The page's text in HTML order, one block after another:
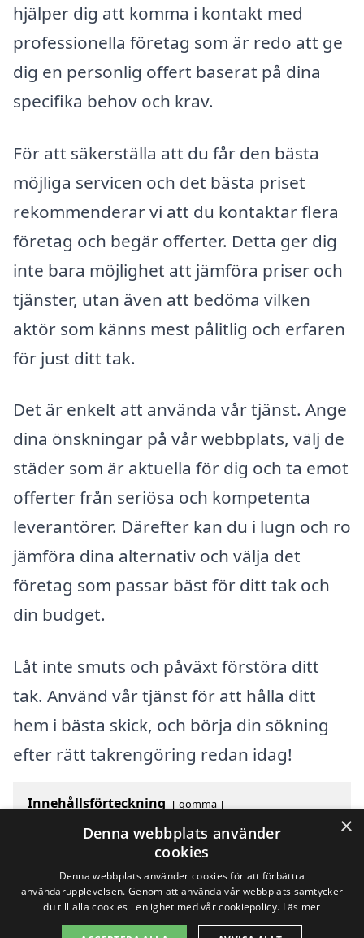
hjälper dig att komma i kontakt med
professionella företag som är redo att ge
dig en personlig offert baserat på dina
specifika behov och krav.
För att säkerställa att du får den bästa
möjliga servicen och det bästa priset
rekommenderar vi att du kontaktar flera
företag och begär offerter. Detta ger dig
inte bara möjlighet att jämföra priser och
tjänster, utan även att bedöma vilken
aktör som känns mest pålitlig och erfaren
för just ditt tak.
Det är enkelt att använda vår tjänst. Ange
dina önskningar på vår webbplats, välj de
städer som är aktuella för dig och ta emot
offerter från seriösa och kompetenta
leverantörer. Därefter kan du i lugn och ro
jämföra dina alternativ och välja det
företag som passar bäst för ditt tak och
din budget.
Låt inte smuts och påväxt förstöra ditt
tak. Använd vår tjänst för att hålla ditt
hem i bästa skick, och börja din sökning
efter rätt takrengöring redan idag!
Innehållsförteckning gömma
Översikt över svenska städer som börjar med S
Sök efter en skicklig takrengöring i andra städer i
×
Denna webbplats använder
cookies
Denna webbplats använder cookies för att förbättra
användarupplevelsen. Genom att använda vår webbplats samtycker
du till alla cookies i enlighet med vår cookiepolicy. Läs mer